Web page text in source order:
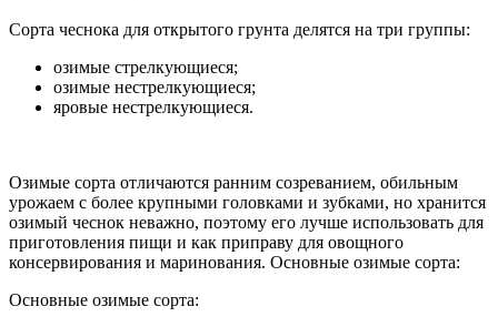
Сорта чеснока для открытого грунта делятся на три группы:
озимые стрелкующиеся;
озимые нестрелкующиеся;
яровые нестрелкующиеся.
Озимые сорта отличаются ранним созреванием, обильным
урожаем с более крупными головками и зубками, но хранится
озимый чеснок неважно, поэтому его лучше использовать для
приготовления пищи и как приправу для овощного
консервирования и маринования. Основные озимые сорта:
Основные озимые сорта: